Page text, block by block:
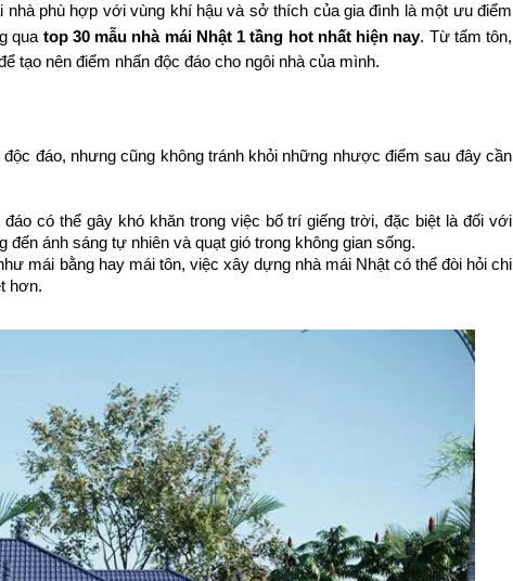
phù hợp với vùng khí hậu và sở thích của gia đình là một ưu điểm
qua top 30 mẫu nhà mái Nhật 1 tầng hot nhất hiện nay. Từ tấm tôn,
tạo nên điểm nhấn độc đáo cho ngôi nhà của mình.
đáo, nhưng cũng không tránh khỏi những nhược điểm sau đây cần
có thể gây khó khăn trong việc bố trí giếng trời, đặc biệt là đối với
ánh sáng tự nhiên và quạt gió trong không gian sống.
mái bằng hay mái tôn, việc xây dựng nhà mái Nhật có thể đòi hỏi chi
hơn.